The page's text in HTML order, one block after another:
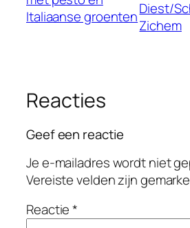
Italiaanse groentenDiest/
Zichem
Reacties
Geef een reactie
Je e-mailadres wordt niet
Vereiste velden zijn
Reactie*